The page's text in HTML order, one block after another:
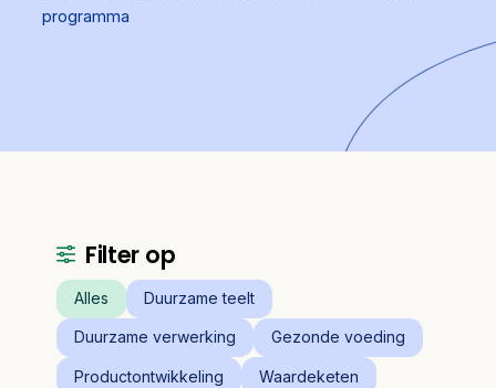
programma
Filter op
Alles Duurzame teelt
Duurzame verwerking Gezonde voeding
Productontwikkeling Waardeketen